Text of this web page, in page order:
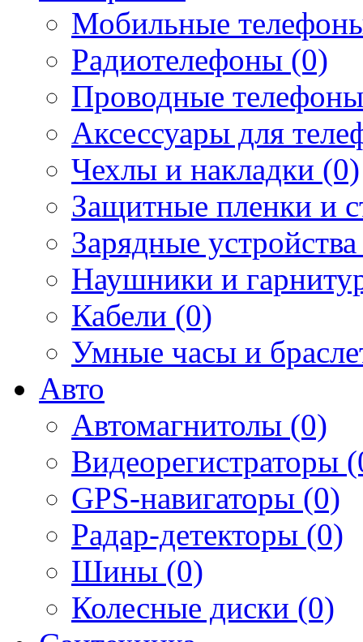
Мобильные
Радиотелефоны (0)
Проводные
Аксессуары для
Чехлы и накладки (0)
Защитные пленки и
Зарядные
Наушники и
Кабели (0)
Умные часы и
Авто
Автомагнитолы (0)
Видеорегистраторы
GPS-навигаторы (0)
Радар-детекторы (0)
Шины (0)
Колесные диски (0)